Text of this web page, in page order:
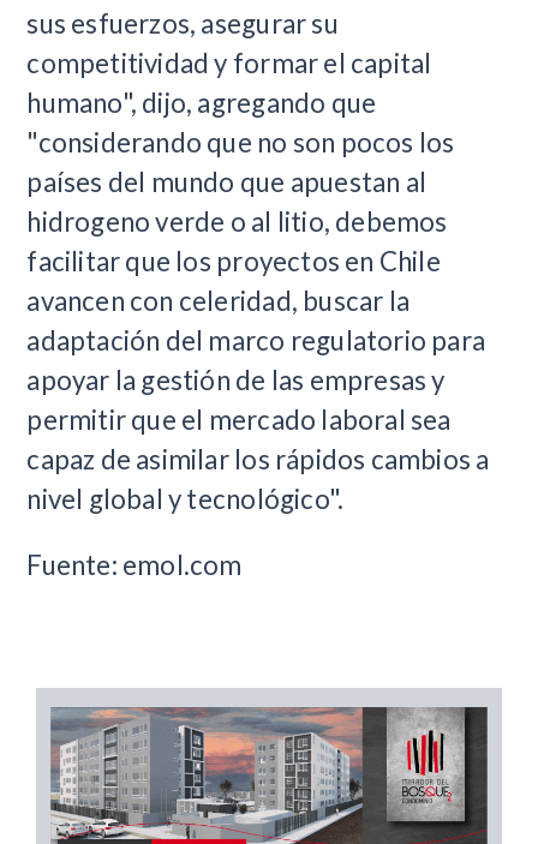
sus esfuerzos, asegurar su
competitividad y formar el capital
humano", dijo, agregando que
"considerando que no son pocos los
países del mundo que apuestan al
hidrogeno verde o al litio, debemos
facilitar que los proyectos en Chile
avancen con celeridad, buscar la
adaptación del marco regulatorio para
apoyar la gestión de las empresas y
permitir que el mercado laboral sea
capaz de asimilar los rápidos cambios a
nivel global y tecnológico".
Fuente: emol.com